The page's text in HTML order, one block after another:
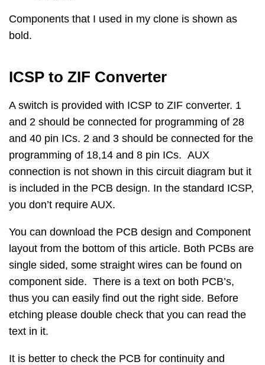
Components that I used in my clone is shown as
bold.
ICSP to ZIF Converter
A switch is provided with ICSP to ZIF converter. 1
and 2 should be connected for programming of 28
and 40 pin ICs. 2 and 3 should be connected for the
programming of 18,14 and 8 pin ICs. AUX
connection is not shown in this circuit diagram but it
is included in the PCB design. In the standard ICSP,
you don’t require AUX.
You can download the PCB design and Component
layout from the bottom of this article. Both PCBs are
single sided, some straight wires can be found on
component side. There is a text on both PCB’s,
thus you can easily find out the right side. Before
etching please double check that you can read the
text in it.
It is better to check the PCB for continuity and